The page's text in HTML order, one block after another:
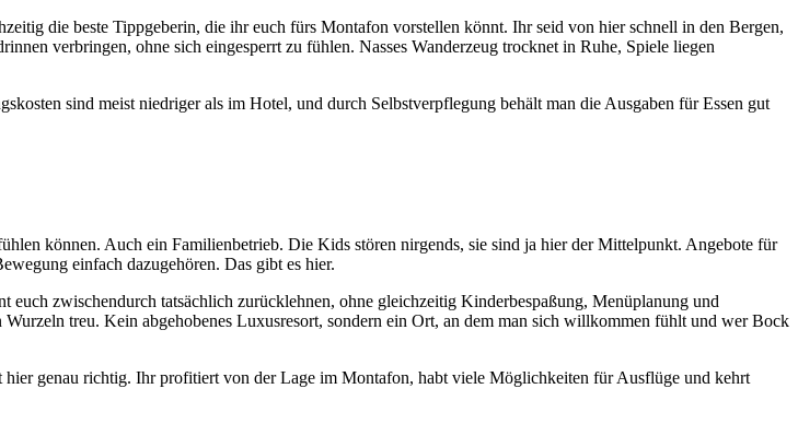
die beste Tippgeberin, die ihr euch fürs Montafon vorstellen könnt. Ihr seid von hier schnell in den Bergen,
verbringen, ohne sich eingesperrt zu fühlen. Nasses Wanderzeug trocknet in Ruhe, Spiele liegen
sind meist niedriger als im Hotel, und durch Selbstverpflegung behält man die Ausgaben für Essen gut
können. Auch ein Familienbetrieb. Die Kids stören nirgends, sie sind ja hier der Mittelpunkt. Angebote für
einfach dazugehören. Das gibt es hier.
zwischendurch tatsächlich zurücklehnen, ohne gleichzeitig Kinderbespaßung, Menüplanung und
treu. Kein abgehobenes Luxusresort, sondern ein Ort, an dem man sich willkommen fühlt und wer Bock
genau richtig. Ihr profitiert von der Lage im Montafon, habt viele Möglichkeiten für Ausflüge und kehrt